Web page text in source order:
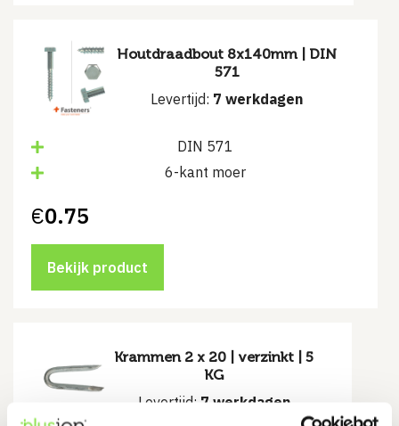
Houtdraadbout 8x140mm | DIN
571
Levertijd: 7 werkdagen
DIN 571
6-kant moer
€0.75
Bekijk product
Krammen 2 x 20 | verzinkt | 5
KG
Levertijd: 7 werkdagen